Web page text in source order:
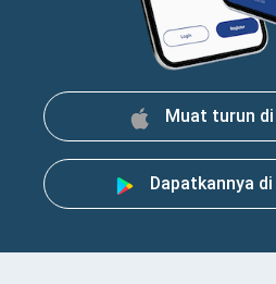
Muat turun
Dapatkannya